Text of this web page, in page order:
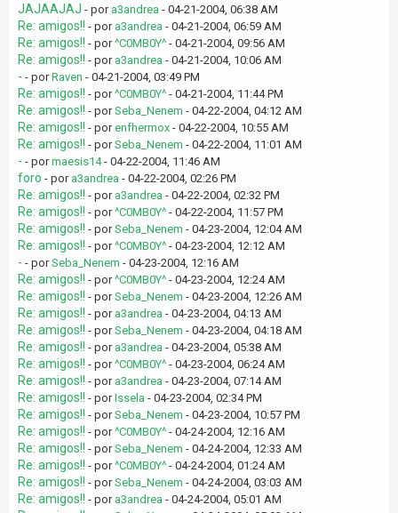
JAJAAJAJ - por a3andrea - 04-21-2004, 06:38 AM
Re: amigos!! - por a3andrea - 04-21-2004, 06:59 AM
Re: amigos!! - por^C0MB0Y^ - 04-21-2004, 09:56 AM
Re: amigos!! - por a3andrea - 04-21-2004, 10:06 AM
- - porRaven - 04-21-2004, 03:49 PM
Re: amigos!! - por^C0MB0Y^ - 04-21-2004, 11:44 PM
Re: amigos!! - porSeba_Nenem - 04-22-2004, 04:12 AM
Re: amigos!! - porenfhermox - 04-22-2004, 10:55 AM
Re: amigos!! - porSeba_Nenem - 04-22-2004, 11:01 AM
- - pormaesis14- 04-22-2004, 11:46 AM
foro - por a3andrea - 04-22-2004, 02:26 PM
Re: amigos!! - por a3andrea - 04-22-2004, 02:32 PM
Re: amigos!! - por^C0MB0Y^ - 04-22-2004, 11:57 PM
Re: amigos!! - porSeba_Nenem - 04-23-2004, 12:04 AM
Re: amigos!! - por^C0MB0Y^ - 04-23-2004, 12:12 AM
- - porSeba_Nenem - 04-23-2004, 12:16 AM
Re: amigos!! - por^C0MB0Y^ - 04-23-2004, 12:24 AM
Re: amigos!! - porSeba_Nenem - 04-23-2004, 12:26 AM
Re: amigos!! - por a3andrea - 04-23-2004, 04:13 AM
Re: amigos!! - porSeba_Nenem - 04-23-2004, 04:18 AM
Re: amigos!! - por a3andrea - 04-23-2004, 05:38 AM
Re: amigos!! - por^C0MB0Y^ - 04-23-2004, 06:24 AM
Re: amigos!! - por a3andrea - 04-23-2004, 07:14 AM
Re: amigos!! - porIssela - 04-23-2004, 02:34 PM
Re: amigos!! - porSeba_Nenem - 04-23-2004, 10:57 PM
Re: amigos!! - por^C0MB0Y^ - 04-24-2004, 12:16 AM
Re: amigos!! - porSeba_Nenem - 04-24-2004, 12:33 AM
Re: amigos!! - por^C0MB0Y^ - 04-24-2004, 01:24 AM
Re: amigos!! - porSeba_Nenem - 04-24-2004, 03:03 AM
Re: amigos!! - por a3andrea - 04-24-2004, 05:01 AM